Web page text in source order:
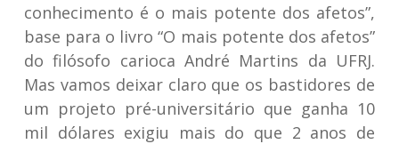
conhecimento é o mais potente dos afetos”,
base para o livro “O mais potente dos afetos”
do filósofo carioca André Martins da UFRJ.
Mas vamos deixar claro que os bastidores de
um projeto pré-universitário que ganha 10
mil dólares exigiu mais do que 2 anos de